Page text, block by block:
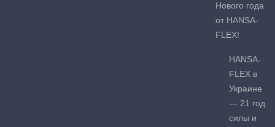
Нового года
от HANSA-
FLEX!
HANSA-
FLEX в
Украине
— 21 год
силы и